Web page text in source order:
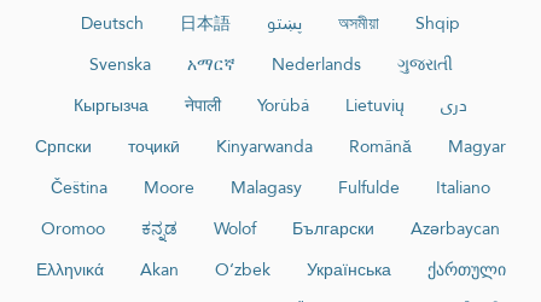
Deutsch
日本語 پښتو অসমীয়া
Shqip
Svenska
አማርኛ Nederlands
ગુજરાતી
Кыргызча
नेपाली Yorùbá Lietuvių
دری
Српски
тоҷикӣ Kinyarwanda Română
Magyar
Čeština
Moore Malagasy Fulfulde
Italiano
Oromoo
ಕನ್ನಡ Wolof Български
Azərbaycan
Ελληνικά
Akan O‘zbek Українська
ქართული